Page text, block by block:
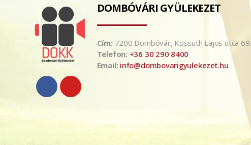
DOMBÓVÁRI GYÜLEKEZET
Cím: 7200 Dombóvár, Kossuth Lajos utca 69.
Telefon: +36 30 290 8400
Email: info@dombovarigyulekezet.hu